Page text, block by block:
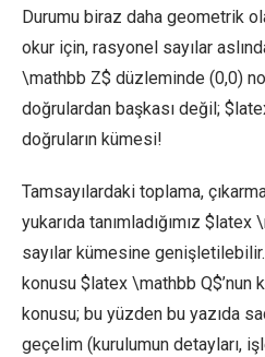
Durumu biraz daha geometrik
okur için, rasyonel sayılar
\mathbb Z$ düzleminde (0,0)
doğrulardan başkası değil;
doğruların kümesi!
Tamsayılardaki toplama,
yukarıda tanımladığımız
sayılar kümesine genişletilebilir.
konusu $latex \mathbb Q$’nun
konusu; bu yüzden bu yazıda
geçelim (kurulumun detayları,